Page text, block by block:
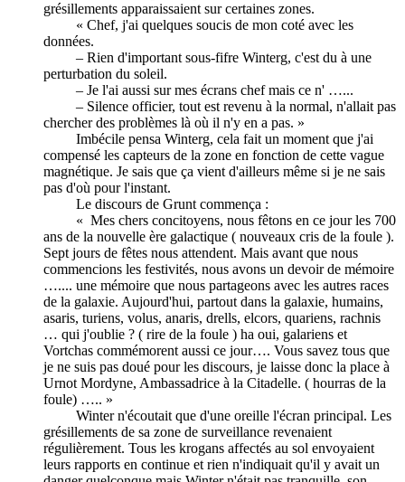
grésillements apparaissaient sur certaines zones.
« Chef, j'ai quelques soucis de mon coté avec les
données.
– Rien d'important sous-fifre Winterg, c'est du à une
perturbation du soleil.
– Je l'ai aussi sur mes écrans chef mais ce n' …...
– Silence officier, tout est revenu à la normal, n'allait pas
chercher des problèmes là où il n'y en a pas. »
Imbécile pensa Winterg, cela fait un moment que j'ai
compensé les capteurs de la zone en fonction de cette vague
magnétique. Je sais que ça vient d'ailleurs même si je ne sais
pas d'où pour l'instant.
Le discours de Grunt commença :
« Mes chers concitoyens, nous fêtons en ce jour les 700
ans de la nouvelle ère galactique ( nouveaux cris de la foule ).
Sept jours de fêtes nous attendent. Mais avant que nous
commencions les festivités, nous avons un devoir de mémoire
….... une mémoire que nous partageons avec les autres races
de la galaxie. Aujourd'hui, partout dans la galaxie, humains,
asaris, turiens, volus, anaris, drells, elcors, quariens, rachnis
… qui j'oublie ? ( rire de la foule ) ha oui, galariens et
Vortchas commémorent aussi ce jour…. Vous savez tous que
je ne suis pas doué pour les discours, je laisse donc la place à
Urnot Mordyne, Ambassadrice à la Citadelle. ( hourras de la
foule) ….. »
Winter n'écoutait que d'une oreille l'écran principal. Les
grésillements de sa zone de surveillance revenaient
régulièrement. Tous les krogans affectés au sol envoyaient
leurs rapports en continue et rien n'indiquait qu'il y avait un